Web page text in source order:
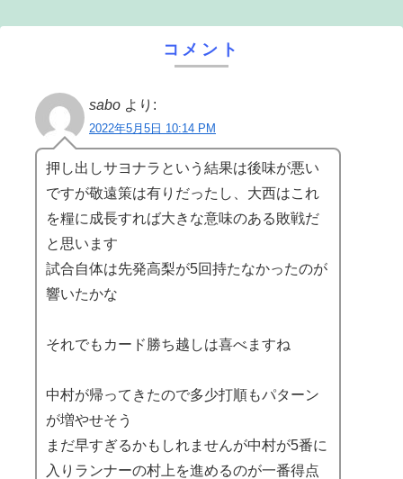
コメント
sabo より:
2022年5月5日 10:14 PM
押し出しサヨナラという結果は後味が悪い
ですが敬遠策は有りだったし、大西はこれ
を糧に成長すれば大きな意味のある敗戦だ
と思います
試合自体は先発高梨が5回持たなかったのが
響いたかな
それでもカード勝ち越しは喜べますね
中村が帰ってきたので多少打順もパターン
が増やせそう
まだ早すぎるかもしれませんが中村が5番に
入りランナーの村上を進めるのが一番得点